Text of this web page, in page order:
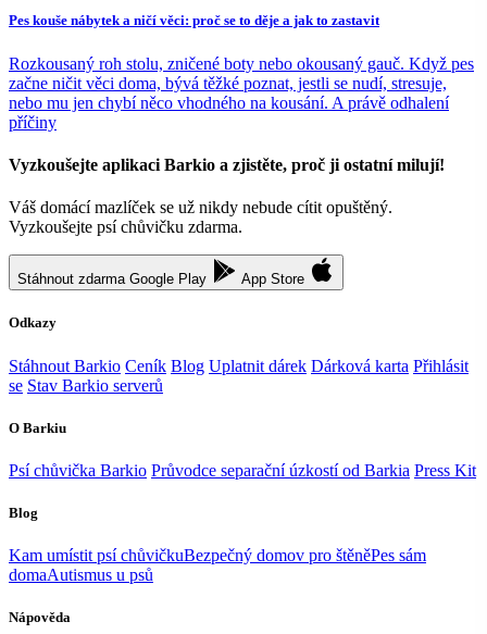
Pes kouše nábytek a ničí věci: proč se to děje a jak to zastavit
Rozkousaný roh stolu, zničené boty nebo okousaný gauč. Když pes
začne ničit věci doma, bývá těžké poznat, jestli se nudí, stresuje,
nebo mu jen chybí něco vhodného na kousání. A právě odhalení
příčiny
Vyzkoušejte aplikaci Barkio a zjistěte, proč ji ostatní milují!
Váš domácí mazlíček se už nikdy nebude cítit opuštěný.
Vyzkoušejte psí chůvičku zdarma.
Stáhnout zdarma Google Play App Store
Odkazy
Stáhnout Barkio Ceník Blog Uplatnit dárek Dárková karta Přihlásit
se Stav Barkio serverů
O Barkiu
Psí chůvička Barkio Průvodce separační úzkostí od Barkia Press Kit
Blog
Kam umístit psí chůvičkuBezpečný domov pro štěněPes sám
domaAutismus u psů
Nápověda